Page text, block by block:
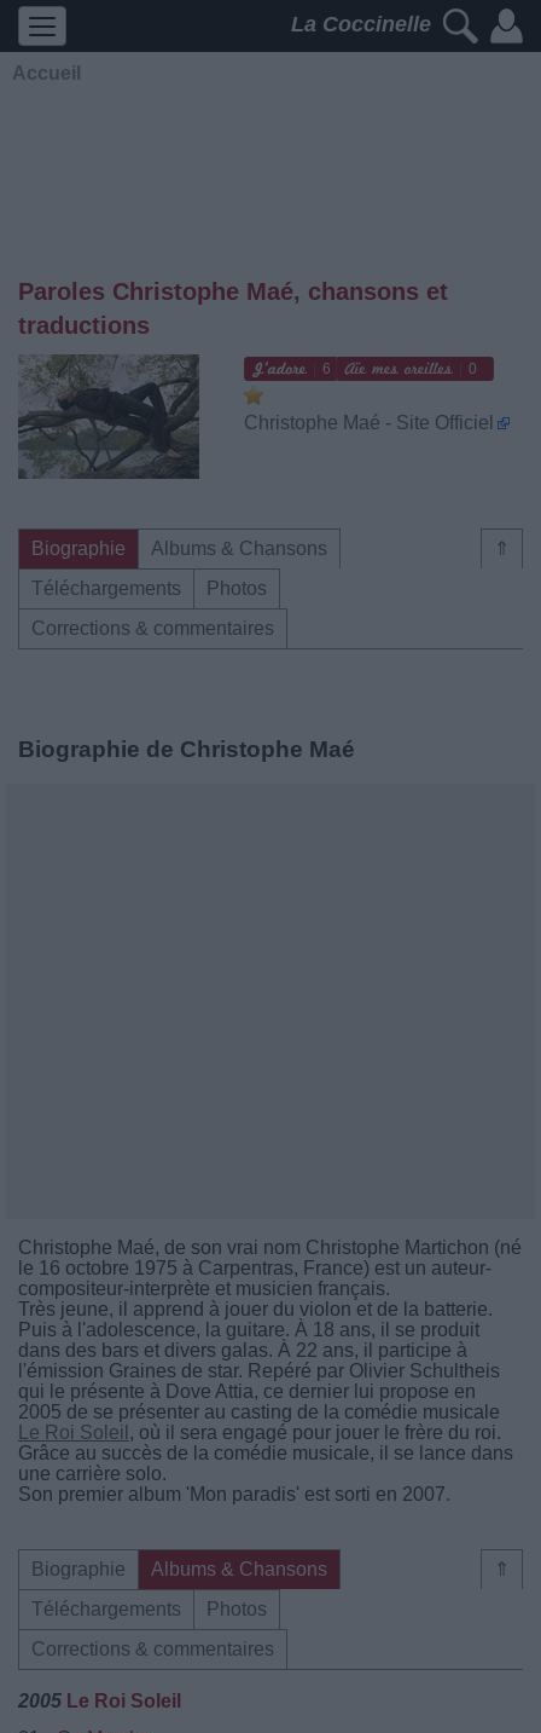
La Coccinelle
Accueil
Paroles Christophe Maé, chansons et
traductions
6 0
Christophe Maé - Site Officiel
⇑
Biographie
Albums & Chansons
Téléchargements
Photos
Corrections & commentaires
Biographie de Christophe Maé
Christophe Maé, de son vrai nom Christophe Martichon (né
le 16 octobre 1975 à Carpentras, France) est un auteur-
compositeur-interprète et musicien français.
Très jeune, il apprend à jouer du violon et de la batterie.
Puis à l'adolescence, la guitare. À 18 ans, il se produit
dans des bars et divers galas. À 22 ans, il participe à
l'émission Graines de star. Repéré par Olivier Schultheis
qui le présente à Dove Attia, ce dernier lui propose en
2005 de se présenter au casting de la comédie musicale
Le Roi Soleil , où il sera engagé pour jouer le frère du roi.
Grâce au succès de la comédie musicale, il se lance dans
une carrière solo.
Son premier album 'Mon paradis' est sorti en 2007.
⇑
Biographie
Albums & Chansons
Téléchargements
Photos
Corrections & commentaires
2005 Le Roi Soleil